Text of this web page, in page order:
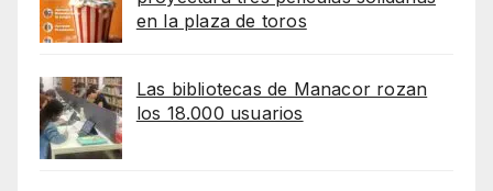
en la plaza de toros
Las bibliotecas de Manacor rozan
los 18.000 usuarios